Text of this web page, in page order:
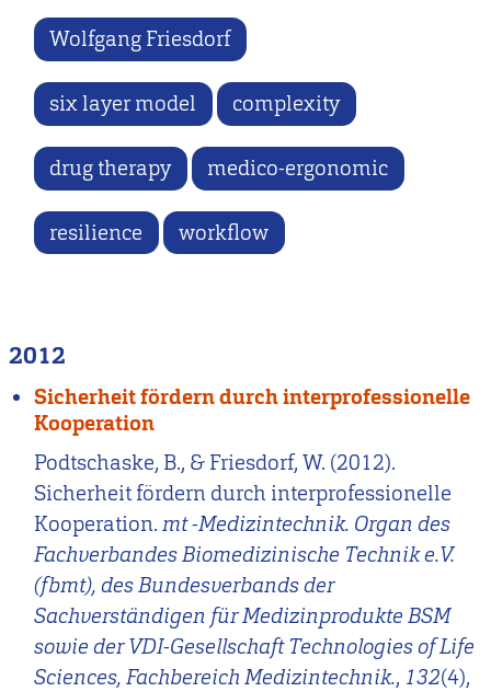
Wolfgang Friesdorf
six layer model complexity
drug therapy medico-ergonomic
resilience workflow
2012
Sicherheit fördern durch interprofessionelle
Kooperation
Podtschaske, B., & Friesdorf, W. (2012).
Sicherheit fördern durch interprofessionelle
Kooperation.mt -Medizintechnik. Organ des
Fachverbandes Biomedizinische Technik e.V.
(fbmt), des Bundesverbands der
Sachverständigen für Medizinprodukte BSM
sowie der VDI-Gesellschaft Technologies of Life
Sciences, Fachbereich Medizintechnik., 132(4),